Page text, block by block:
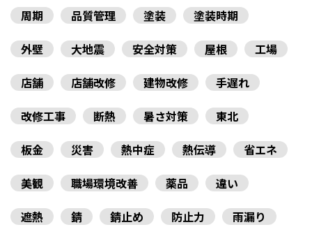
周期
品質管理 塗装
塗装時期
外壁
大地震 安全対策 屋根
工場
店舗
店舗改修 建物改修
手遅れ
改修工事
断熱 暑さ対策
東北
板金
災害 熱中症 熱伝導
省エネ
美観
職場環境改善 薬品
違い
遮熱
錆 錆止め 防止力
雨漏り